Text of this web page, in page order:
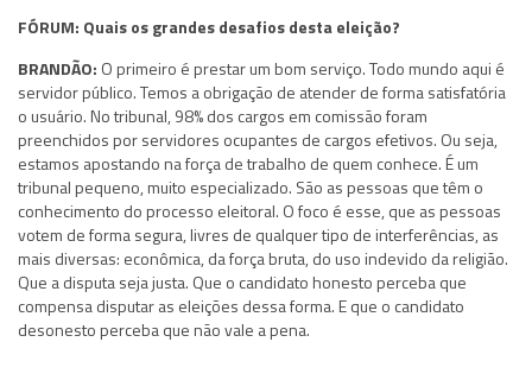
FÓRUM: Quais os grandes desafios desta eleição?
BRANDÃO: O primeiro é prestar um bom serviço. Todo mundo aqui é
servidor público. Temos a obrigação de atender de forma satisfatória
o usuário. No tribunal, 98% dos cargos em comissão foram
preenchidos por servidores ocupantes de cargos efetivos. Ou seja,
estamos apostando na força de trabalho de quem conhece. É um
tribunal pequeno, muito especializado. São as pessoas que têm o
conhecimento do processo eleitoral. O foco é esse, que as pessoas
votem de forma segura, livres de qualquer tipo de interferências, as
mais diversas: econômica, da força bruta, do uso indevido da religião.
Que a disputa seja justa. Que o candidato honesto perceba que
compensa disputar as eleições dessa forma. E que o candidato
desonesto perceba que não vale a pena.